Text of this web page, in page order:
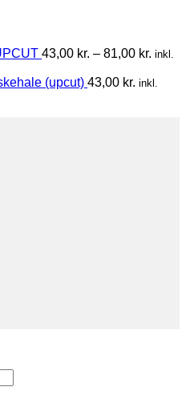
43,00 kr. – 81,00 kr. inkl.
(upcut) 43,00 kr. inkl.